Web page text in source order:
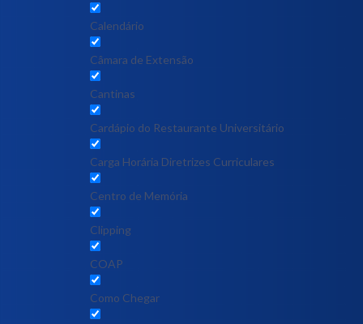
Calendário
Câmara de Extensão
Cantinas
Cardápio do Restaurante Universitário
Carga Horária Diretrizes Curriculares
Centro de Memória
Clipping
COAP
Como Chegar